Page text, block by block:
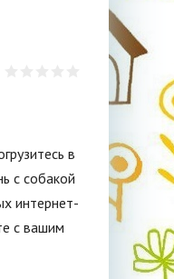
в
с собакой
интернет-
с вашим